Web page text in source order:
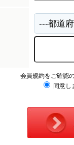
会員規約をご確認
同意し